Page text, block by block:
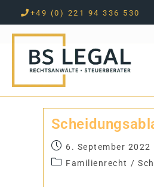
Zum
Inhalt
springen
+49 (0) 221 94 336 530
6. September 2022
Familienrecht /